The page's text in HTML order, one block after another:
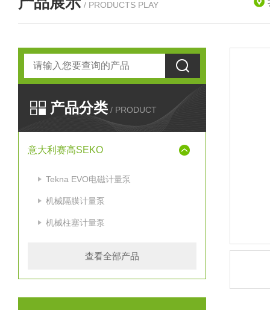
/ PRODUCTS PLAY
产品分类 / PRODUCT
意大利赛高SEKO
Tekna EVO电磁计量泵
机械隔膜计量泵
机械柱塞计量泵
查看全部产品